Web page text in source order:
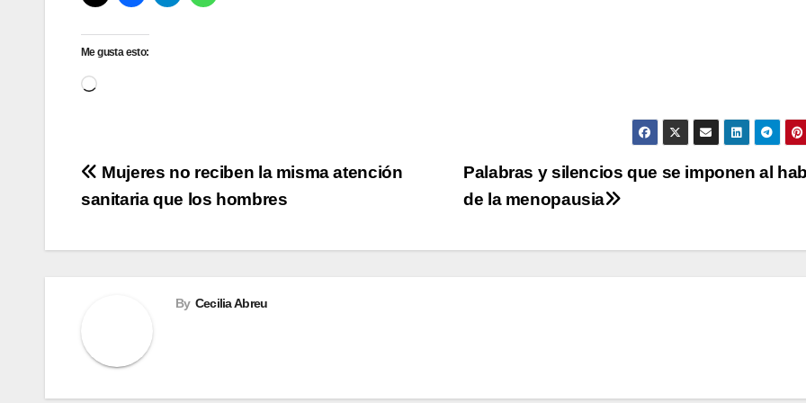
Me gusta esto:
Cargando...
Navegación
de
entradas
Palabras y silencios que se imponen al
de la menopausia
Mujeres no reciben la misma atención
sanitaria que los hombres
By Cecilia Abreu